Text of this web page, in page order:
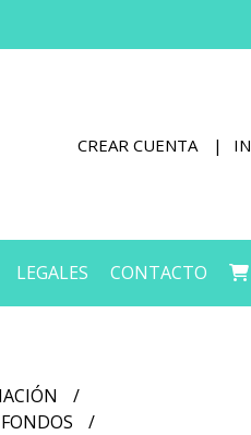
CREAR CUENTA
LEGALES CONTACTO